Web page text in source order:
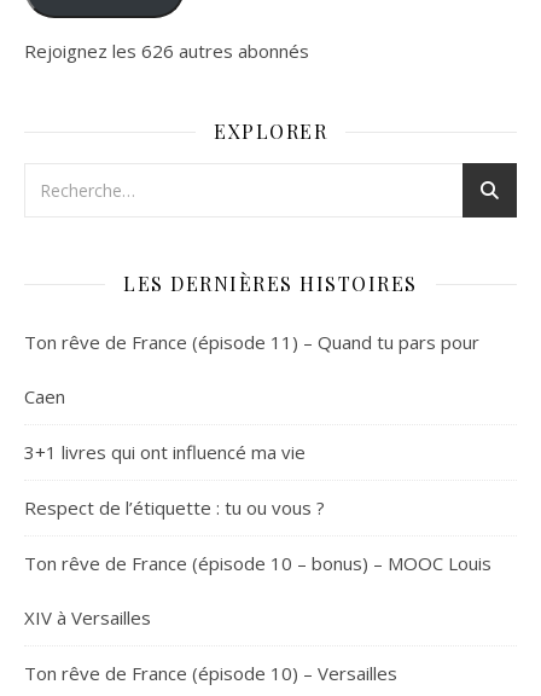
Rejoignez les 626 autres abonnés
EXPLORER
LES DERNIÈRES HISTOIRES
Ton rêve de France (épisode 11) – Quand tu pars pour
Caen
3+1 livres qui ont influencé ma vie
Respect de l’étiquette : tu ou vous ?
Ton rêve de France (épisode 10 – bonus) – MOOC Louis
XIV à Versailles
Ton rêve de France (épisode 10) – Versailles